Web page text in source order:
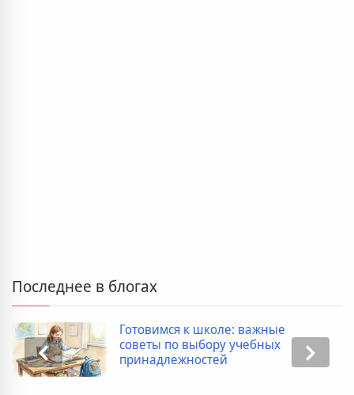
Последнее в блогах
Готовимся к школе: важные
советы по выбору учебных
принадлежностей